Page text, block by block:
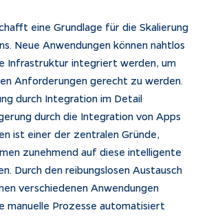
eine Grundlage für die Skalierung
Neue Anwendungen können nahtlos
Infrastruktur integriert werden, um
Anforderungen gerecht zu werden.
durch Integration im Detail
durch die Integration von Apps
ist einer der zentralen Gründe,
zunehmend auf diese intelligente
Durch den reibungslosen Austausch
verschiedenen Anwendungen
manuelle Prozesse automatisiert